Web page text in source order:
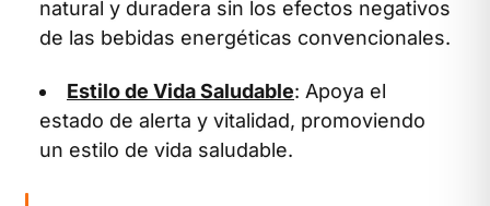
natural y duradera sin los efectos negativos
de las bebidas energéticas convencionales.
Estilo de Vida Saludable: Apoya el
estado de alerta y vitalidad, promoviendo
un estilo de vida saludable.